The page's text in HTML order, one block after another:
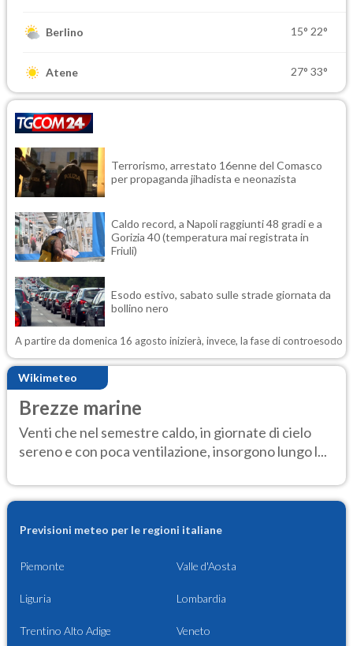
Berlino 15° 22°
Atene 27° 33°
Terrorismo, arrestato 16enne del Comasco
per propaganda jihadista e neonazista
Caldo record, a Napoli raggiunti 48 gradi e a
Gorizia 40 (temperatura mai registrata in
Friuli)
Esodo estivo, sabato sulle strade giornata da
bollino nero
A partire da domenica 16 agosto inizierà, invece, la fase di controesodo
Wikimeteo
Brezze marine
Venti che nel semestre caldo, in giornate di cielo
sereno e con poca ventilazione, insorgono lungo l...
Previsioni meteo per le regioni italiane
Piemonte Valle d'Aosta
Liguria Lombardia
Trentino Alto Adige Veneto